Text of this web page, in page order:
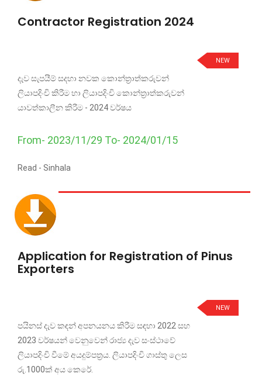
Contractor Registration 2024
NEW
දැව සැපයීම් සදහා නවක කොන්ත්‍රාත්කරුවන්
ලියාපදිංචි කිරීම හා ලියාපදිංචි කොන්ත්‍රාත්කරුවන්
යාවත්කාලීන කිරීම - 2024 වර්ෂය
From- 2023/11/29 To- 2024/01/15
Read - Sinhala
Application for Registration of Pinus
Exporters
NEW
පයිනස් දැව කඳන් අපනයනය කිරීම සඳහා 2022 සහ
2023 වර්ෂයන් වෙනුවෙන් රාජ්‍ය දැව සංස්ථාවේ
ලියාපදිංචි වීමේ අයදුම්පත්‍රය. ලියාපදිංචි ගාස්තු ලෙස
රු.1000ක් අය කෙරේ.